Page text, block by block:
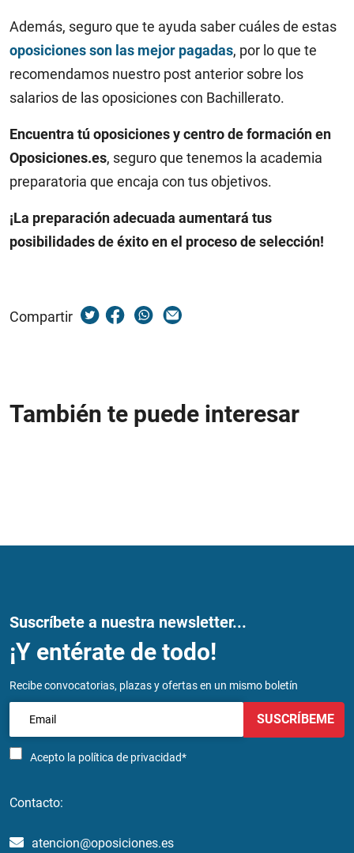
Además, seguro que te ayuda saber cuáles de estas
oposiciones son las mejor pagadas, por lo que te
recomendamos nuestro post anterior sobre los
salarios de las oposiciones con Bachillerato.
Encuentra tú oposiciones y centro de formación en
Oposiciones.es, seguro que tenemos la academia
preparatoria que encaja con tus objetivos.
¡La preparación adecuada aumentará tus
posibilidades de éxito en el proceso de selección!
Compartir
También te puede interesar
Suscríbete a nuestra newsletter...
¡Y entérate de todo!
Recibe convocatorias, plazas y ofertas en un mismo boletín
Acepto la política de privacidad*
SUSCRÍBEME
Contacto:
atencion@oposiciones.es